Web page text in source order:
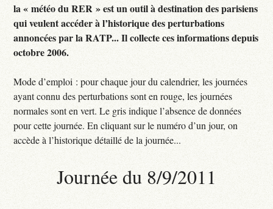
la « météo du RER » est un outil à destination des parisiens
qui veulent accéder à l’historique des perturbations
annoncées par la RATP... Il collecte ces informations depuis
octobre 2006.
Mode d’emploi : pour chaque jour du calendrier, les journées
ayant connu des perturbations sont en rouge, les journées
normales sont en vert. Le gris indique l’absence de données
pour cette journée. En cliquant sur le numéro d’un jour, on
accède à l’historique détaillé de la journée...
Journée du 8/9/2011